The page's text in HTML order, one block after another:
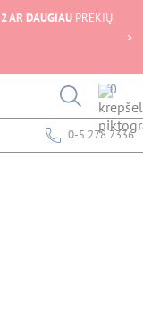
2 AR DAUGIAUPREKIŲ.
0
0-5 278 7336